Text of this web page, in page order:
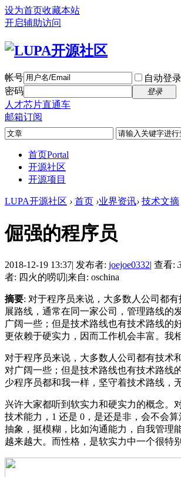
设为首页收藏本站
开启辅助访问
帐号 自动登录
密码
登录
人才芯片直通车
邮箱订阅
首页Portal
开源社区
开源项目
LUPA开源社区 › 首页 ›业界资讯› 技术文摘
倔强的程序员
2018-12-19 13:37| 发布者: joejoe0332| 查看:
者: 四火的唠叨|来自: oschina
摘要: 对于程序员来说，大多数人公司都
展路线，通常在同一家公司，管理路线的
广阔一些；但是技术路线也有技术路线的
更依赖于硬实力，因而工作机会丰富。我
对于程序员来说，大多数人公司都有技术
对广阔一些；但是技术路线也有技术路线
少程序员都和我一样，坚守着技术路线，
兴许大家都听到软实力和硬实力的概念。
技术能力，1 还是 0，是还是非，会不会
抽象，挺模糊，比如沟通能力，自我管理
越来越大。而性格，是软实力中一个很特